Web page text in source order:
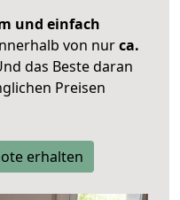
und einfach
von nurca.
das Beste daran
Preisen
erhalten